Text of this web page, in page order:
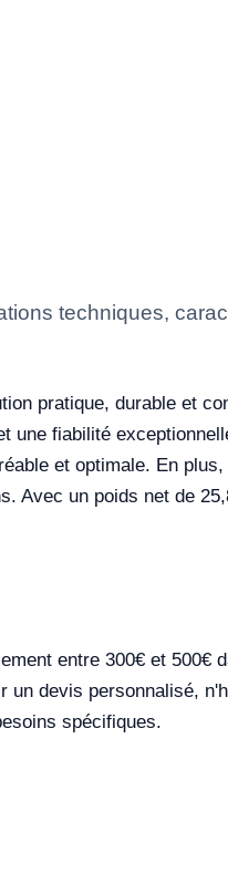
techniques,
pratique, durable et
une fiabilité
et optimale. En
Avec un poids net de
entre 300€ et 500€
un devis personnalisé,
spécifiques.